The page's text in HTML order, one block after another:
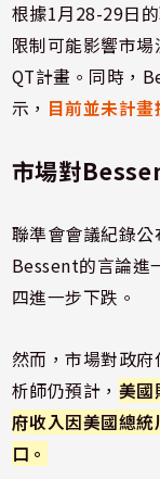
根據1月28-29日
限制可能影響市
QT計畫。同時，
示， 目前並未計
市場對
聯準會會議紀錄公
Bessent的言論進
四進一步下跌。
然而，市場對政
析師仍預計， 美國
府收入因美國總
口。